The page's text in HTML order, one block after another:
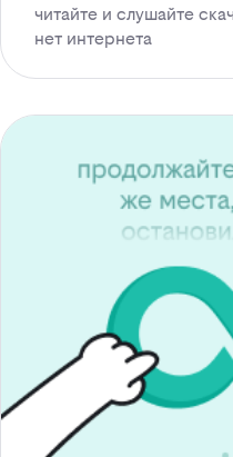
читайте и слушайте
нет интернета